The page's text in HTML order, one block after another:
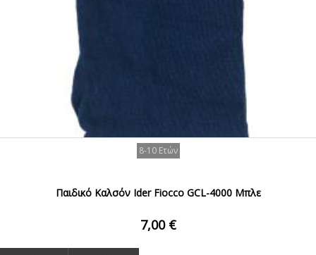
8-10 Ετών
Παιδικό Καλσόν Ider Fiocco GCL-4000 Μπλε
7,00 €